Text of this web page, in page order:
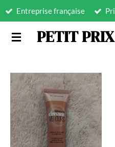
Passer
contenu
PETIT
Entreprise française